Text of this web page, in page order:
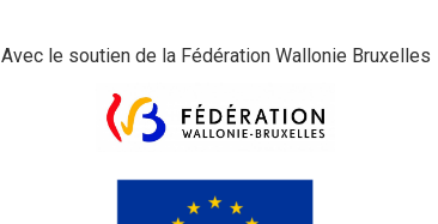
Avec le soutien de la Fédération Wallonie Bruxelles